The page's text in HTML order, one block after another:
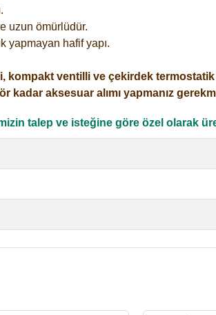
uzun ömürlüdür.
yapmayan hafif yapı.
ventilli ve çekirdek
kadar aksesuar alımı yapmanız
talep ve isteğine göre özel olarak